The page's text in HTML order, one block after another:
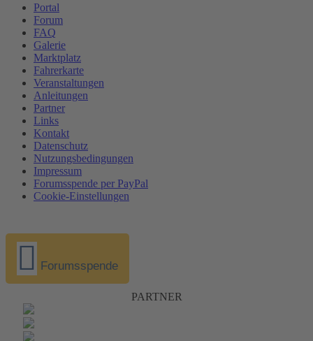
Portal
Forum
FAQ
Galerie
Marktplatz
Fahrerkarte
Veranstaltungen
Anleitungen
Partner
Links
Kontakt
Datenschutz
Nutzungsbedingungen
Impressum
Forumsspende per PayPal
Cookie-Einstellungen
Forumsspende
PARTNER